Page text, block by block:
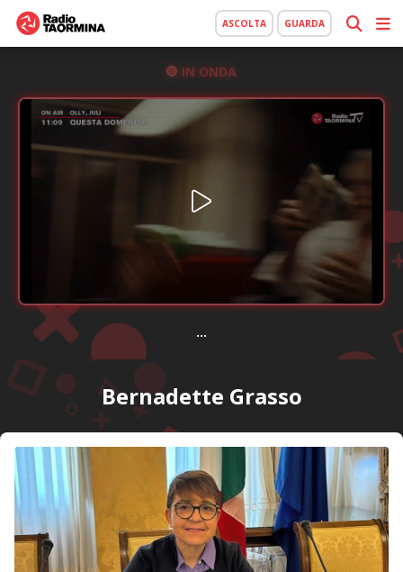
ASCOLTA GUARDA
IN ONDA
...
Bernadette Grasso